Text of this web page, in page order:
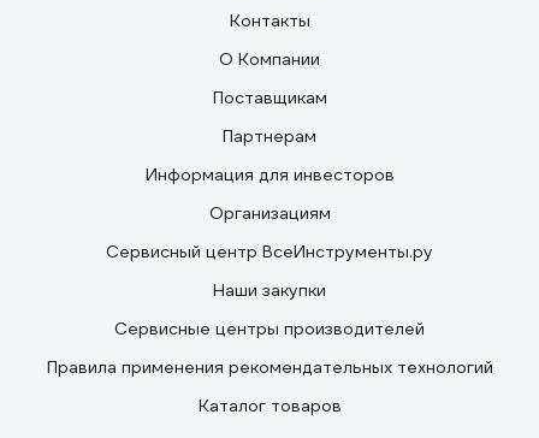
Контакты
О Компании
Поставщикам
Партнерам
Информация для инвесторов
Организациям
Сервисный центр ВсеИнструменты.ру
Наши закупки
Сервисные центры производителей
Правила применения рекомендательных технологий
Каталог товаров